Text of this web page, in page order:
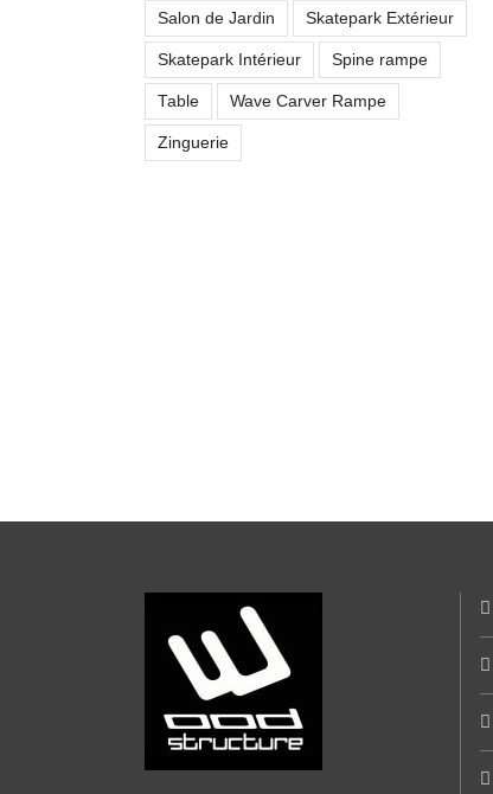
Salon de Jardin Skatepark Extérieur
Skatepark Intérieur Spine rampe
Table Wave Carver Rampe
Zinguerie